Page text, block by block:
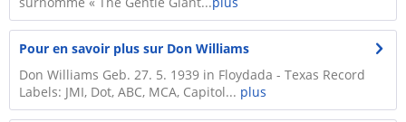
Pour en savoir plus sur Don Williams
Don Williams Geb. 27. 5. 1939 in Floydada - Texas Record
Labels: JMI, Dot, ABC, MCA, Capitol... plus